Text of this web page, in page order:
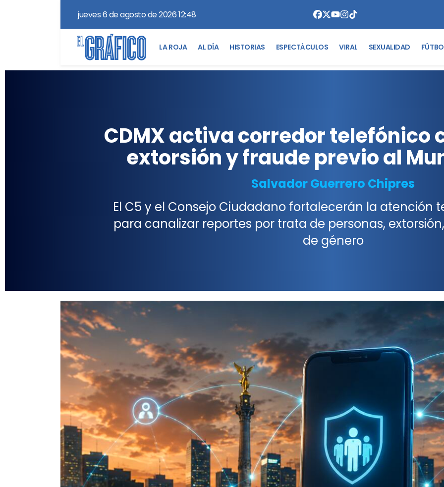
jueves 6 de agosto de 2026 12:48
LA ROJA AL DÍA HISTORIAS ESPECTÁCULOS VIRAL SEXUALIDAD
CDMX activa corredor telefónico
extorsión y fraude previo al
Salvador Guerrero Chipres
El C5 y el Consejo Ciudadano fortalecerán la atención
para canalizar reportes por trata de personas,
de género